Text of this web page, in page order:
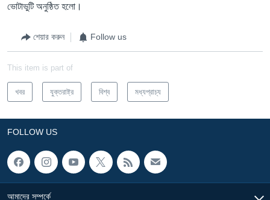
ভোটাভুটি অনুষ্ঠিত হলো।
শেয়ার করুন Follow us
This item is part of
খবর যুক্তরাষ্ট্র বিশ্ব মধ্যপ্রাচ্য
FOLLOW US
আমাদের সম্পর্কে